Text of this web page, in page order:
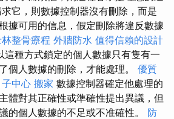
它，則數據控制器沒有刪除，而是
據可用的信息，假定刪除將違反數據
整骨療程 外牆防水 值得信賴的設計
這種方式鎖定的個人數據只有隻有一
個人數據的刪除，才能處理。 優質
子中心 搬家 數據控制器確定他處理的
體對其正確性或準確性提出異議，但
的個人數據的不足或不准確性。 防